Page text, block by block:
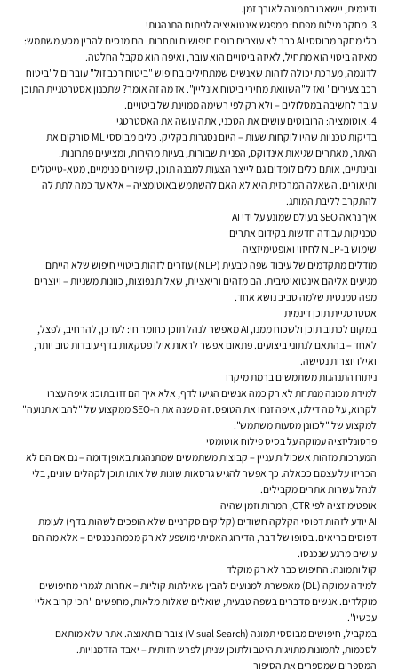
ודינמית, יישארו בתמונה לאורך זמן.
3. מחקר מילות מפתח: ממפגש אינטואיציה לניתוח התנהגותי
כלי מחקר מבוססי AI כבר לא עוצרים בנפח חיפושים ותחרות. הם מנסים להבין מסע משתמש:
מאיזה ביטוי הוא מתחיל, לאיזה ביטויים הוא עובר, ואיפה הוא מקבל החלטה.
לדוגמה, מערכת יכולה לזהות שאנשים שמתחילים בחיפוש "ביטוח רכב זול" עוברים ל"ביטוח
רכב צעירים" ואז ל"השוואת מחירי ביטוח אונליין". אז מה זה אומר? שתכנון אסטרטגיית התוכן
עובר לחשיבה במסלולים – ולא רק לפי רשימה ממוינת של ביטויים.
4. אוטומציה: הרובוטים עושים את הטכני, אתה עושה את האסטרטגי
בדיקות טכניות שהיו לוקחות שעות – היום נסגרות בקליק. כלים מבוססי ML סורקים את
האתר, מאתרים שגיאות אינדוקס, הפניות שבורות, בעיות מהירות, ומציעים פתרונות.
ובינתיים, אותם כלים לומדים גם לייצר הצעות למבנה תוכן, קישורים פנימיים, מטא-טייטלים
ותיאורים. השאלה המרכזית היא לא האם להשתמש באוטומציה – אלא עד כמה לתת לה
להתקרב לליבת המותג.
איך נראה SEO בעולם שמונע על ידי AI
טכניקות עבודה חדשות בקידום אתרים
שימוש ב-NLP לחיזוי ואופטימיזציה
מודלים מתקדמים של עיבוד שפה טבעית (NLP) עוזרים לזהות ביטויי חיפוש שלא הייתם
מגיעים אליהם אינטואיטיבית. הם מזהים וריאציות, שאלות נפוצות, כוונות משניות – ויוצרים
מפה סמנטית שלמה סביב נושא אחד.
אסטרטגיית תוכן דינמית
במקום לכתוב תוכן ולשכוח ממנו, AI מאפשר לנהל תוכן כחומר חי: לעדכן, להרחיב, לפצל,
לאחד – בהתאם לנתוני ביצועים. פתאום אפשר לראות אילו פסקאות בדף עובדות טוב יותר,
ואילו יוצרות נטישה.
ניתוח התנהגות משתמשים ברמת מיקרו
למידת מכונה מנתחת לא רק כמה אנשים הגיעו לדף, אלא איך הם זזו בתוכו: איפה עצרו
לקרוא, על מה דילגו, איפה זנחו את הטופס. זה משנה את ה-SEO ממקצוע של "להביא תנועה"
למקצוע של "לכוונן מסעות משתמש".
פרסונליזציה עמוקה על בסיס פילוח אוטומטי
המערכות מזהות אשכולות עניין – קבוצות משתמשים שמתנהגות באופן דומה – גם אם הם לא
הכריזו על עצמם ככאלה. כך אפשר להגיש גרסאות שונות של אותו תוכן לקהלים שונים, בלי
לנהל עשרות אתרים מקבילים.
אופטימיזציה לפי CTR, המרות וזמן שהיה
AI יודע לזהות דפוסי הקלקה חשודים (קליקים סקרניים שלא הופכים לשהות בדף) לעומת
דפוסים בריאים. בסופו של דבר, הדירוג האמיתי מושפע לא רק מכמה נכנסים – אלא מה הם
עושים מרגע שנכנסו.
קול ותמונה: החיפוש כבר לא רק מוקלד
למידה עמוקה (DL) מאפשרת למנועים להבין שאילתות קוליות – אחרות לגמרי מחיפושים
מוקלדים. אנשים מדברים בשפה טבעית, שואלים שאלות מלאות, מחפשים "הכי קרוב אליי
עכשיו".
במקביל, חיפושים מבוססי תמונה (Visual Search) צוברים תאוצה. אתר שלא מותאם
לסכמות, לתמונות מתויגות היטב ולתוכן שניתן לפרש חזותית – יאבד הזדמנויות.
המספרים שמספרים את הסיפור